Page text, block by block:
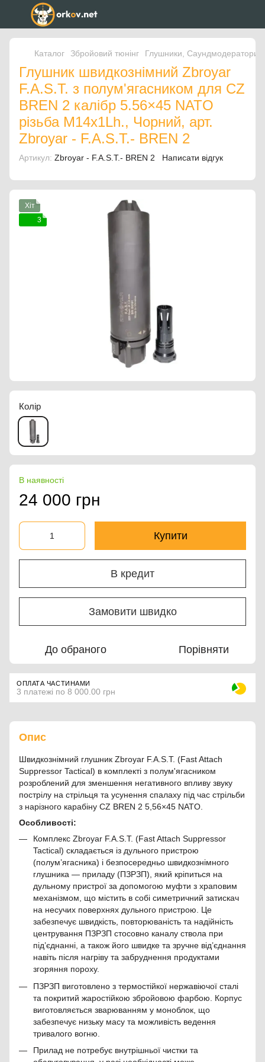
Каталог Збройовий тюнінг Глушники, Саундмодератори
Глушник швидкознімний Zbroyar
F.A.S.T. з полум'ягасником для CZ
BREN 2 калібр 5.56×45 NATO
різьба M14x1Lh., Чорний, арт.
Zbroyar - F.A.S.T.- BREN 2
Артикул: Zbroyar - F.A.S.T.- BREN 2 Написати відгук
Хіт
3
Колір
В наявності
24 000 грн
Купити
В кредит
Замовити швидко
До обраного Порівняти
ОПЛАТА ЧАСТИНАМИ
3 платежі по 8 000.00 грн
Опис
Швидкознімний глушник Zbroyar F.A.S.T. (Fast Attach
Suppressor Tactical) в комплекті з полум'ягасником
розроблений для зменшення негативного впливу звуку
пострілу на стрільця та усунення спалаху під час стрільби
з нарізного карабіну CZ BREN 2 5,56×45 NATO.
Особливості:
Комплекс Zbroyar F.A.S.T. (Fast Attach Suppressor
Tactical) складається із дульного пристрою
(полум’ягасника) і безпосередньо швидкознімного
глушника — приладу (ПЗРЗП), який кріпиться на
дульному пристрої за допомогою муфти з храповим
механізмом, що містить в собі симетричний затискач
на несучих поверхнях дульного пристрою. Це
забезпечує швидкість, повторюваність та надійність
центрування ПЗРЗП стосовно каналу ствола при
під’єднанні, а також його швидке та зручне від’єднання
навіть після нагріву та забруднення продуктами
згоряння пороху.
ПЗРЗП виготовлено з термостійкої нержавіючої сталі
та покритий жаростійкою збройовою фарбою. Корпус
виготовляється зварюванням у моноблок, що
забезпечує низьку масу та можливість ведення
тривалого вогню.
Прилад не потребує внутрішньої чистки та